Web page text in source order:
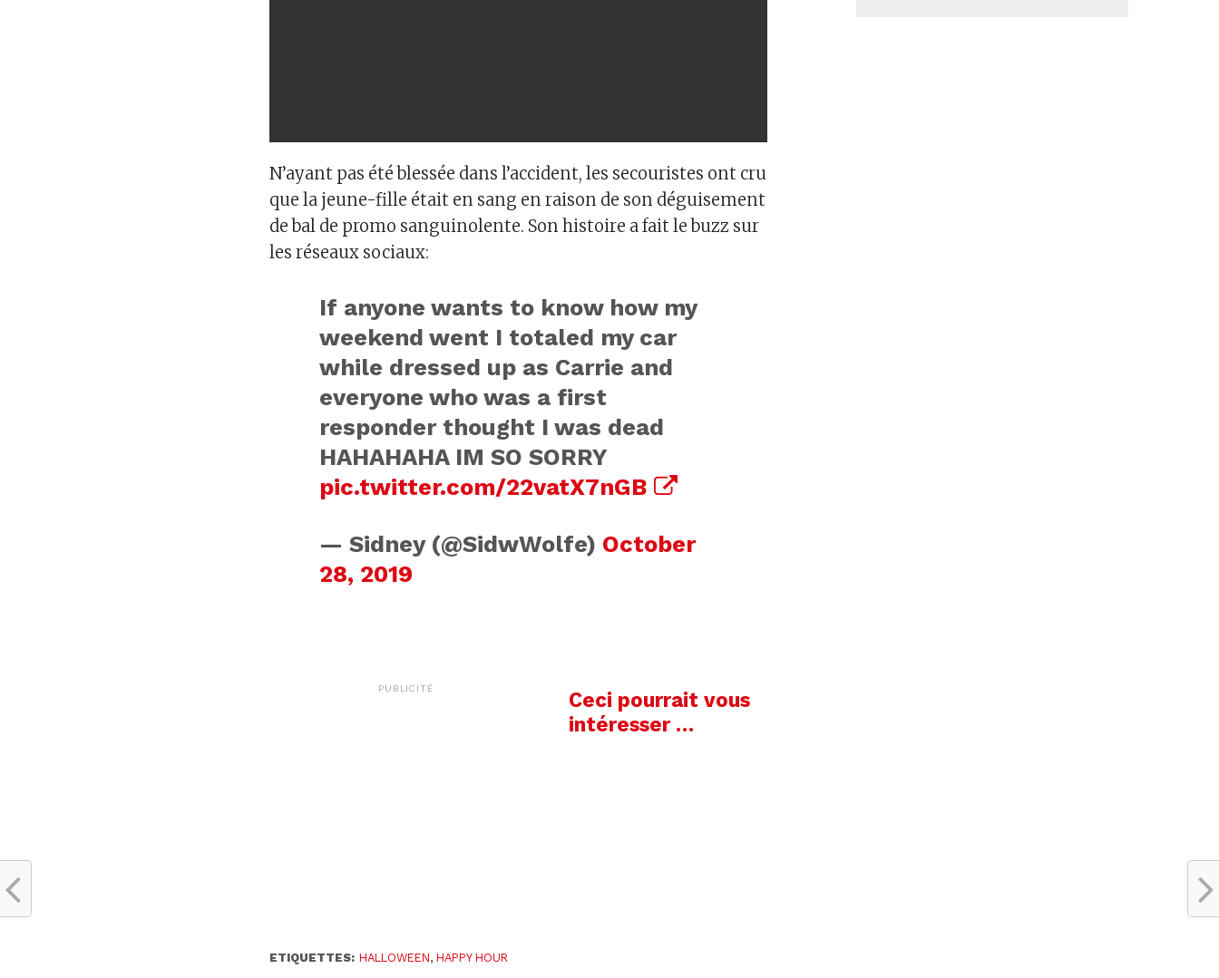
N’ayant pas été blessée dans l’accident, les secouristes ont cru
que la jeune-fille était en sang en raison de son déguisement
de bal de promo sanguinolente. Son histoire a fait le buzz sur
les réseaux sociaux:
If anyone wants to know how my
weekend went I totaled my car
while dressed up as Carrie and
everyone who was a first
responder thought I was dead
HAHAHAHA IM SO SORRY
pic.twitter.com/22vatX7nGB
— Sidney (@SidwWolfe) October
28, 2019
PUBLICITÉ
Ceci pourrait vous
intéresser …
ETIQUETTES: HALLOWEEN,HAPPY HOUR